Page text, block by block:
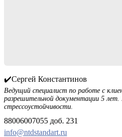
✔️Сергей Константинов
Ведущий специалист по работе с
разрешительной документации 5
стрессоустойчивости.
88006007055 доб. 231
info@ntdstandart.ru